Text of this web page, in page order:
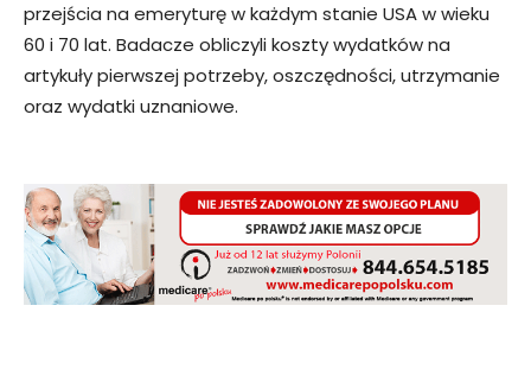
przejścia na emeryturę w każdym stanie USA w wieku
60 i 70 lat. Badacze obliczyli koszty wydatków na
artykuły pierwszej potrzeby, oszczędności, utrzymanie
oraz wydatki uznaniowe.